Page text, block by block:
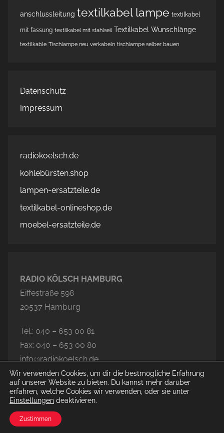
anschlussleitung textilkabel lampe textilkabel
mit fassung textilkabel mit stahlseil Textilkabel Wunschlänge
textilkable Tischlampe neu verkabeln tischlampe selber bauen
Datenschutz
Impressum
radiokoelsch.de
kohlebürsten.shop
lampen-ersatzteile.de
textilkabel-onlineshop.de
moebel-ersatzteile.de
RADIO KÖLSCH HAMBURG
Eiffestraße 598
20537 Hamburg
Tel.: 040 – 653 00 81
Fax: 040 – 653 00 80
info@radiokoelsch.de
© 2026 Radio Kölsch Hamburg
Wir verwenden Cookies, um dir die bestmögliche Erfahrung
auf unserer Website zu bieten. Du kannst mehr darüber
erfahren, welche Cookies wir verwenden, oder sie unter
Einstellungen deaktivieren.
Zustimmen